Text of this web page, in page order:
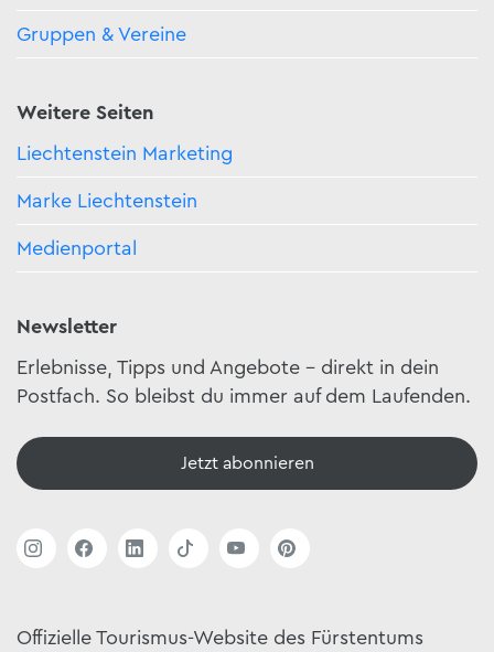
Gruppen & Vereine
Weitere Seiten
Liechtenstein Marketing
Marke Liechtenstein
Medienportal
Newsletter
Erlebnisse, Tipps und Angebote – direkt in dein
Postfach. So bleibst du immer auf dem Laufenden.
Jetzt abonnieren
Offizielle Tourismus-Website des Fürstentums